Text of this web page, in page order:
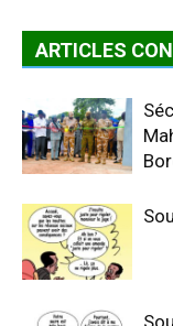
ARTICLES